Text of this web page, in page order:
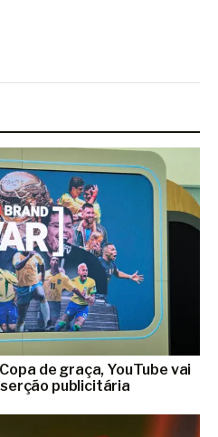
de graça, YouTube vai
publicitária